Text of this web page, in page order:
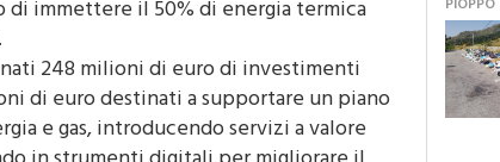
immettere il 50% di energia termica
248 milioni di euro di investimenti
di euro destinati a supportare un piano
e gas, introducendo servizi a valore
PIOPPO